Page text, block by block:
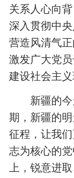
关系人心向
深入贯彻中
营造风清气
激发广大党
建设社会主
新疆的
期，新疆的
征程，让我
志为核心的
上，锐意进